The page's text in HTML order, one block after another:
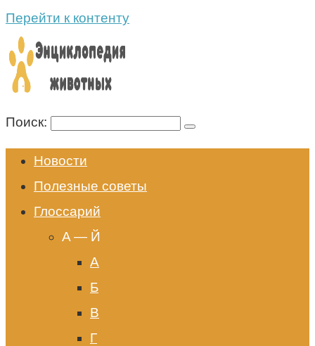
Перейти к контенту
Поиск:
Новости
Полезные советы
Глоссарий
A — Й
А
Б
В
Г